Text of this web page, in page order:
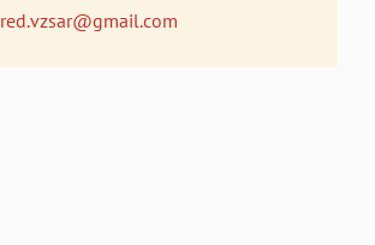
red.vzsar@gmail.com